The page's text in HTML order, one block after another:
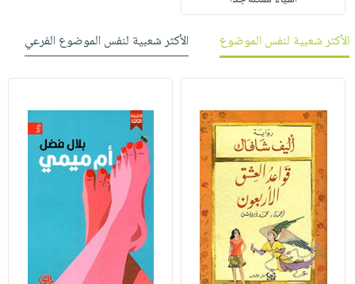
الأكثر شعبية لنفس الموضوع الأكثر شعبية لنفس الموضوع الفرعي